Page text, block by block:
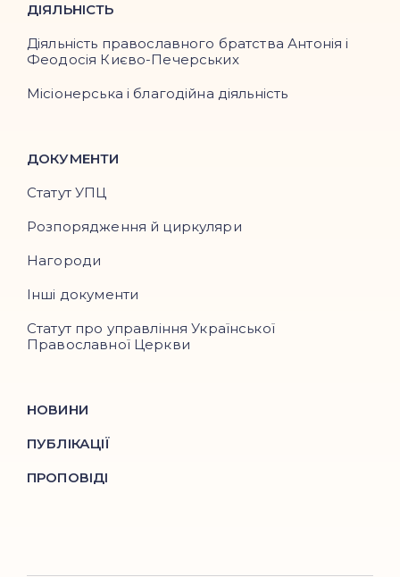
ДІЯЛЬНІСТЬ
Діяльність православного братства Антонія і
Феодосія Києво-Печерських
Місіонерська і благодійна діяльність
ДОКУМЕНТИ
Статут УПЦ
Розпорядження й циркуляри
Нагороди
Інші документи
Статут про управління Української
Православної Церкви
НОВИНИ
ПУБЛІКАЦІЇ
ПРОПОВІДІ